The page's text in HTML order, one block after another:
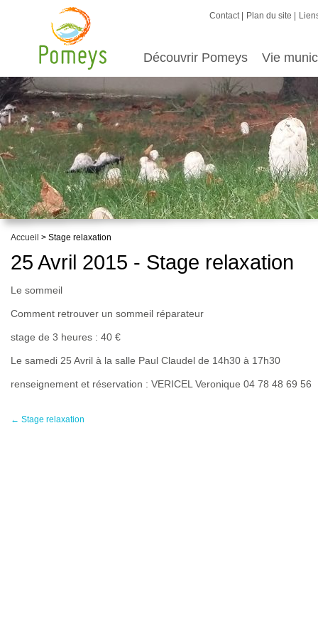
Contact Plan du site
Découvrir Pomeys Vie
Accueil > Stage relaxation
25 Avril 2015 - Stage relaxation
Le sommeil
Comment retrouver un sommeil réparateur
stage de 3 heures : 40 €
Le samedi 25 Avril à la salle Paul Claudel de 14h30 à 17h30
renseignement et réservation : VERICEL Veronique 04 78 48 69 56
← Stage relaxation